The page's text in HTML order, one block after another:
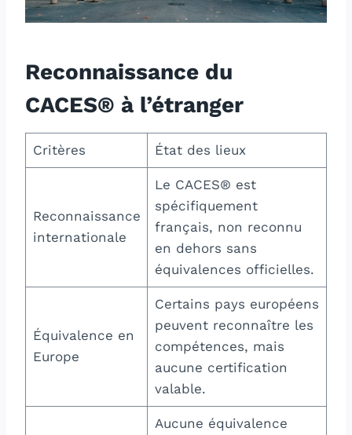
Reconnaissance du
CACES® à l’étranger
Critères État des lieux
Reconnaissance
internationale
Le CACES® est
spécifiquement
français, non reconnu
en dehors sans
équivalences officielles.
Équivalence en
Europe
Certains pays européens
peuvent reconnaître les
compétences, mais
aucune certification
valable.
Aucune équivalence